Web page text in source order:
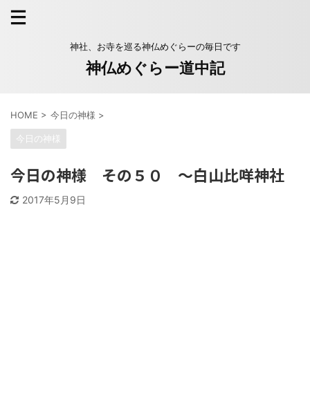
神社、お寺を巡る神仏めぐらーの毎日です
神仏めぐらー道中記
HOME > 今日の神様 >
今日の神様
今日の神様 その５０ 〜白山比咩神社
2017年5月9日